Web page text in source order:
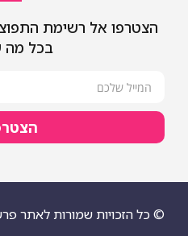
הצטרפו אל רשימת
בכל
© כל הזכויות שמורות לאתר